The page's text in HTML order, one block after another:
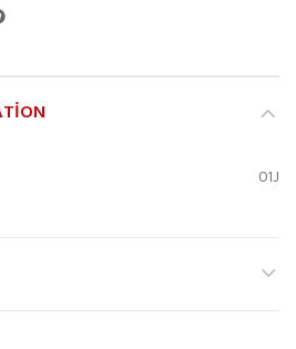
01J